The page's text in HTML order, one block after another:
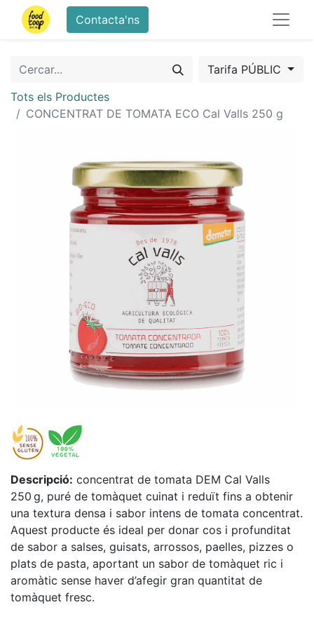
Contacta'ns
Tarifa PÚBLIC
Tots els Productes
CONCENTRAT DE TOMATA ECO Cal Valls 250 g
Descripció: concentrat de tomata DEM Cal Valls
250 g, puré de tomàquet cuinat i reduït fins a obtenir
una textura densa i sabor intens de tomata concentrat.
Aquest producte és ideal per donar cos i profunditat
de sabor a salses, guisats, arrossos, paelles, pizzes o
plats de pasta, aportant un sabor de tomàquet ric i
aromàtic sense haver d’afegir gran quantitat de
tomàquet fresc.